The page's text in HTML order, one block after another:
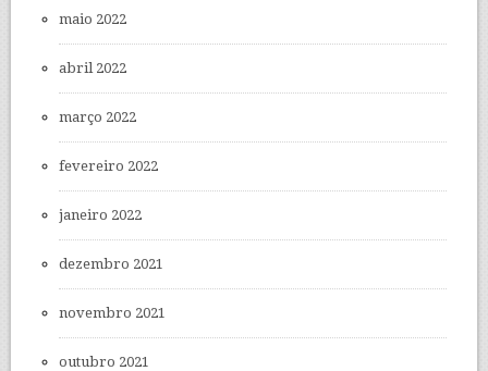
maio 2022
abril 2022
março 2022
fevereiro 2022
janeiro 2022
dezembro 2021
novembro 2021
outubro 2021